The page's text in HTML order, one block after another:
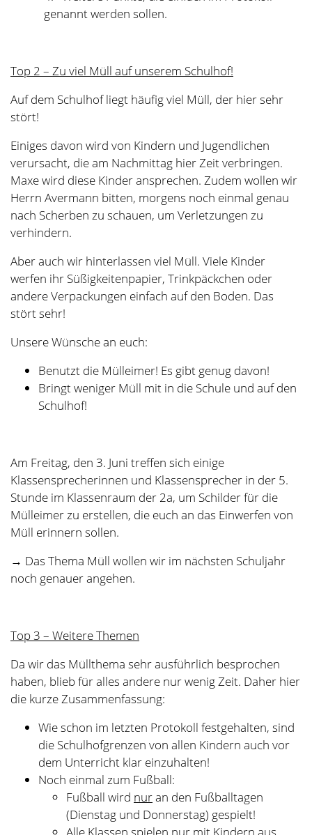
Benutzt die Mülleimer! Es gibt genug davon!
Am Freitag, den 3. Juni treffen sich einige
Klassensprecherinnen und Klassensprecher in der 5.
Stunde im Klassenraum der 2a, um Schilder für die
Mülleimer zu erstellen, die euch an das Einwerfen von
Müll erinnern sollen.
→ Das Thema Müll wollen wir im nächsten Schuljahr
noch genauer angehen.
Top 3 – Weitere Themen
Da wir das Müllthema sehr ausführlich besprochen
die kurze Zusammenfassung:
Wie schon im letzten Protokoll festgehalten, sind
die Schulhofgrenzen von allen Kindern auch vor
dem Unterricht klar einzuhalten!
(Dienstag und Donnerstag) gespielt!
Alle Klassen spielen nur mit Kindern aus
ihrem Jahrgang zusammen, auch wenn ihr
freundlich fragt, wird nicht gemischt. Das
wurde schon wiederholt vom
verworfen.
Brotdosen werden nicht auf Tischtennisplatten,
sauber, das stört andere sehr!
wenn er von anderen Kindern während ihrer
Abwesenheit genutzt wird, nicht verunreinigt
wird. Bitte lasst auch die Stühle und Hocker an
ihren Plätzen! Die Klasse möchte danach direkt
wieder mit der Arbeit beginnen und nicht erst
aufräumen müssen!
Wir sind uns sicher, dass ihr bei all dem alle gut
mithelfen könnt! Danke!